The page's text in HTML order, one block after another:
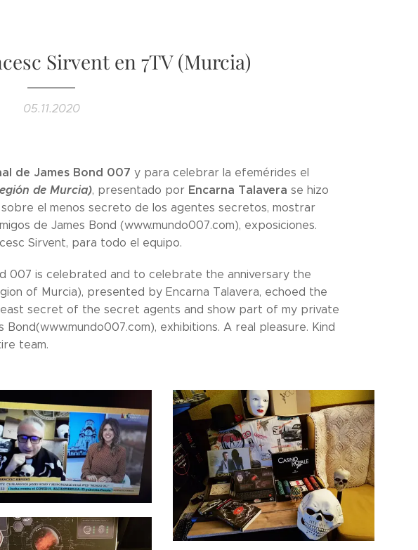
Sirvent en 7TV (Murcia)
05.11.2020
de James Bond 007 y para celebrar la efemérides el
de Murcia), presentado por Encarna Talavera se hizo
el menos secreto de los agentes secretos, mostrar
de James Bond (www.mundo007.com), exposiciones.
Sirvent, para todo el equipo.
007 is celebrated and to celebrate the anniversary the
of Murcia), presented by Encarna Talavera, echoed the
secret of the secret agents and show part of my private
exhibitions. A real pleasure. Kind
team.